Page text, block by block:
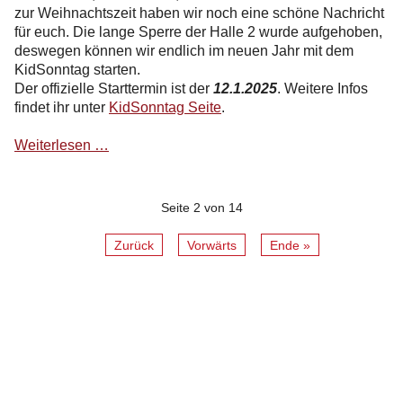
zur Weihnachtszeit haben wir noch eine schöne Nachricht
für euch. Die lange Sperre der Halle 2 wurde aufgehoben,
deswegen können wir endlich im neuen Jahr mit dem
KidSonntag starten.
Der offizielle Starttermin ist der 12.1.2025. Weitere Infos
findet ihr unter KidSonntag Seite.
Weiterlesen …
Seite 2 von 14
Zurück Vorwärts Ende »